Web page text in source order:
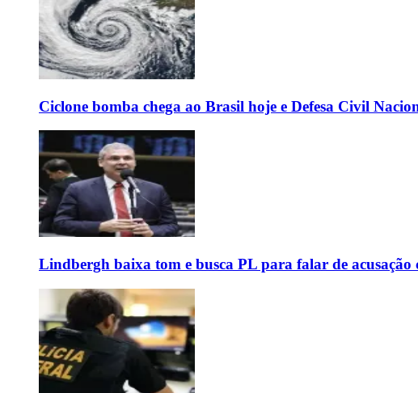
Ciclone bomba chega ao Brasil hoje e Defesa Civil
Lindbergh baixa tom e busca PL para falar de acusação